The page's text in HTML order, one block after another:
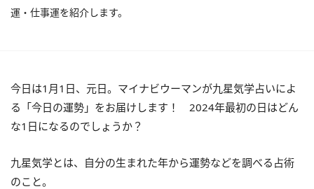
運・仕事運を紹介します。
今日は1月1日、元日。マイナビウーマンが九星気学占いによ
る「今日の運勢」をお届けします！ 2024年最初の日はどん
な1日になるのでしょうか？
九星気学とは、自分の生まれた年から運勢などを調べる占術
のこと。